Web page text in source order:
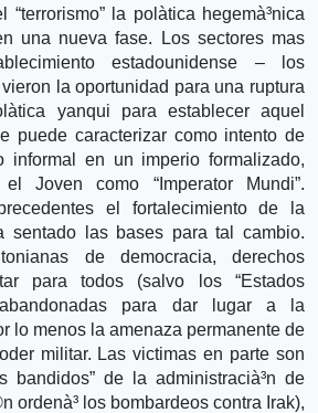
“terrorismo” la polà­tica hegemà³nica
una nueva fase. Los sectores mas
estadounidense – los
la oportunidad para una ruptura
yanqui para establecer aquel
puede caracterizar como intento de
informal en un imperio formalizado,
Joven como “Imperator Mundi”.
el fortalecimiento de la
sentado las bases para tal cambio.
de democracia, derechos
para todos (salvo los “Estados
abandonadas para dar lugar a la
lo menos la amenaza permanente de
militar. Las victimas en parte son
bandidos” de la administracià³n de
ordenà³ los bombardeos contra Irak),